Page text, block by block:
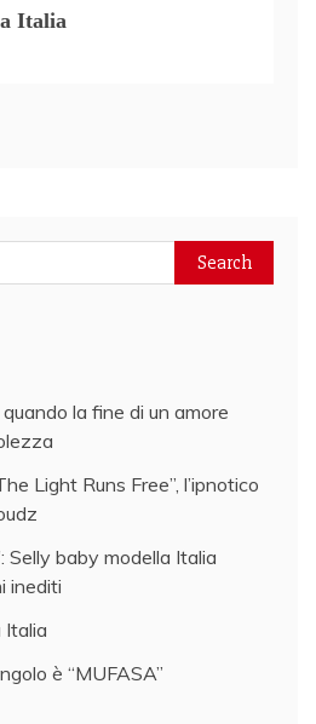
Italia
quando la fine di un amore
Light Runs Free”, l’ipnotico
Selly baby modella Italia
inediti
Italia
è “MUFASA”